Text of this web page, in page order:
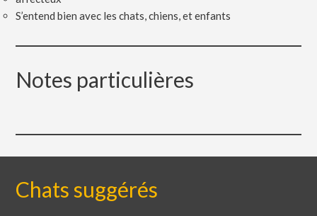
S’entend bien avec les chats, chiens, et enfants
Notes particulières
Chats suggérés